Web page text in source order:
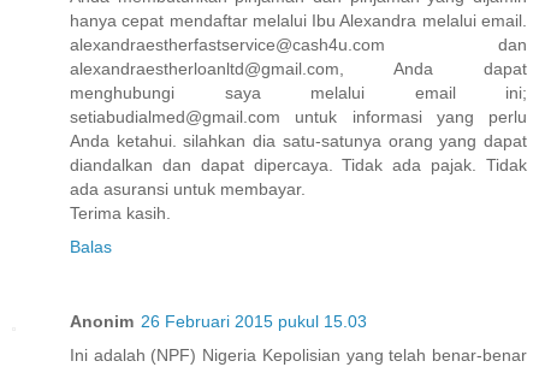
hanya cepat mendaftar melalui Ibu Alexandra melalui email.
alexandraestherfastservice@cash4u.com dan
alexandraestherloanltd@gmail.com, Anda dapat
menghubungi saya melalui email ini;
setiabudialmed@gmail.com untuk informasi yang perlu
Anda ketahui. silahkan dia satu-satunya orang yang dapat
diandalkan dan dapat dipercaya. Tidak ada pajak. Tidak
ada asuransi untuk membayar.
Terima kasih.
Balas
Anonim 26 Februari 2015 pukul 15.03
Ini adalah (NPF) Nigeria Kepolisian yang telah benar-benar